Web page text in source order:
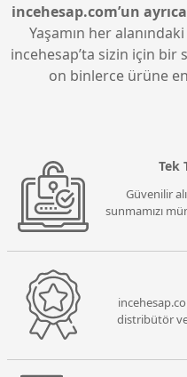
incehesap.com’un
Yaşamın her
incehesap’ta sizin için bir
on binlerce ürüne
Tek
Güvenilir
sunmamızı
distribütör